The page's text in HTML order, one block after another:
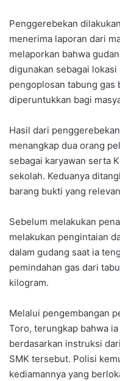
Penggerebekan
menerima laporan dari
melaporkan bahwa
digunakan sebagai
pengoplosan tabung gas
diperuntukkan bagi
Hasil dari
menangkap dua orang
sebagai karyawan serta
sekolah. Keduanya
barang bukti yang
Sebelum melakukan
melakukan pengintaian
dalam gudang saat ia
pemindahan gas dari
kilogram.
Melalui pengembangan
Toro, terungkap bahwa
berdasarkan instruksi
SMK tersebut. Polisi
kediamannya yang